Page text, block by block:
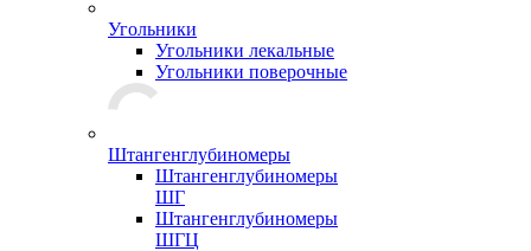
Угольники
Угольники лекальные
Угольники поверочные
Штангенглубиномеры
Штангенглубиномеры
ШГ
Штангенглубиномеры
ШГЦ